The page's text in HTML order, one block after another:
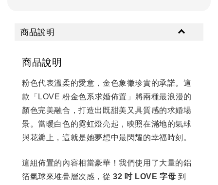
商品說明
商品說明
粉色代表溫柔的愛意，金色象徵珍貴的承諾。這
款「LOVE 粉金色系求婚佈置」將兩種最浪漫的
顏色完美融合，打造出既甜美又具質感的求婚場
景。當暖白色的霓虹燈亮起，映照在滿地的氣球
與花瓣上，這就是她夢想中最閃耀的幸福時刻。
這組佈置的內容相當豪華！我們使用了大量的鋁
箔氣球來堆疊層次感，從32 吋 LOVE 字母 到